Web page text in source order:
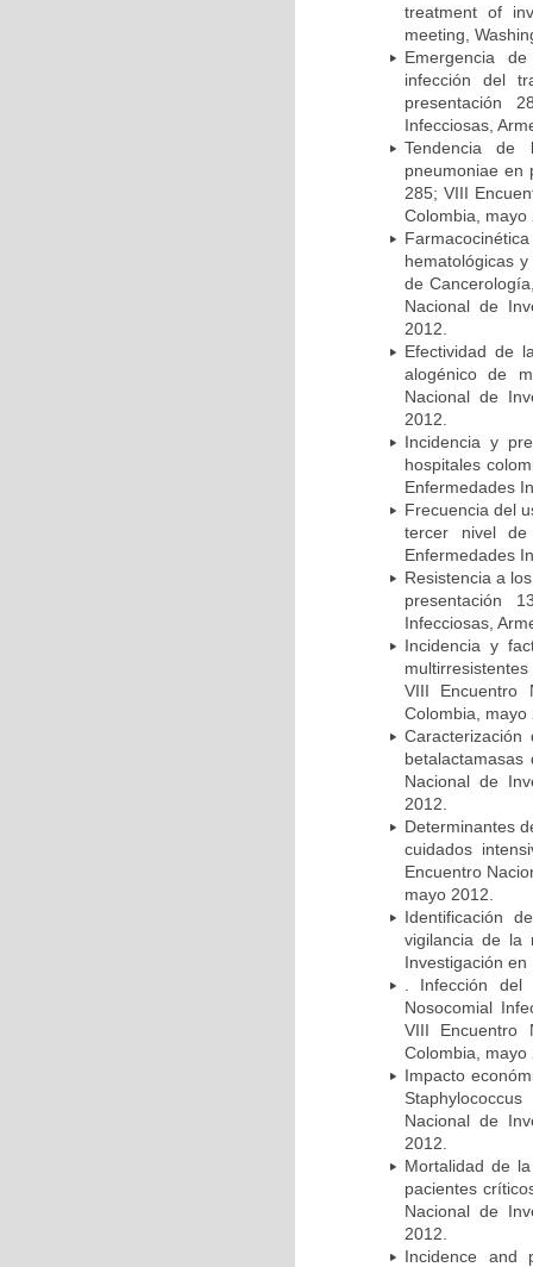
treatment of
meeting,
Emergencia
infección del
presentación
Infecciosas,
Tendencia de
pneumoniae en
285; VIII
Colombia, mayo
hematológicas
de
Nacional de
2012.
Efectividad de
alogénico de
Nacional de
2012.
Incidencia y
hospitales
Enfermedades
Frecuencia del
tercer nivel de
Enfermedades
Resistencia a
presentación
Infecciosas,
Incidencia y
VIII Encuentro
Colombia, mayo
Nacional de
2012.
Determinantes
cuidados
Encuentro
mayo 2012.
Identificación
vigilancia de la
Investigación
. Infección
Nosocomial
VIII Encuentro
Colombia, mayo
Impacto
Nacional de
2012.
Mortalidad de
pacientes
Nacional de
2012.
Incidence and